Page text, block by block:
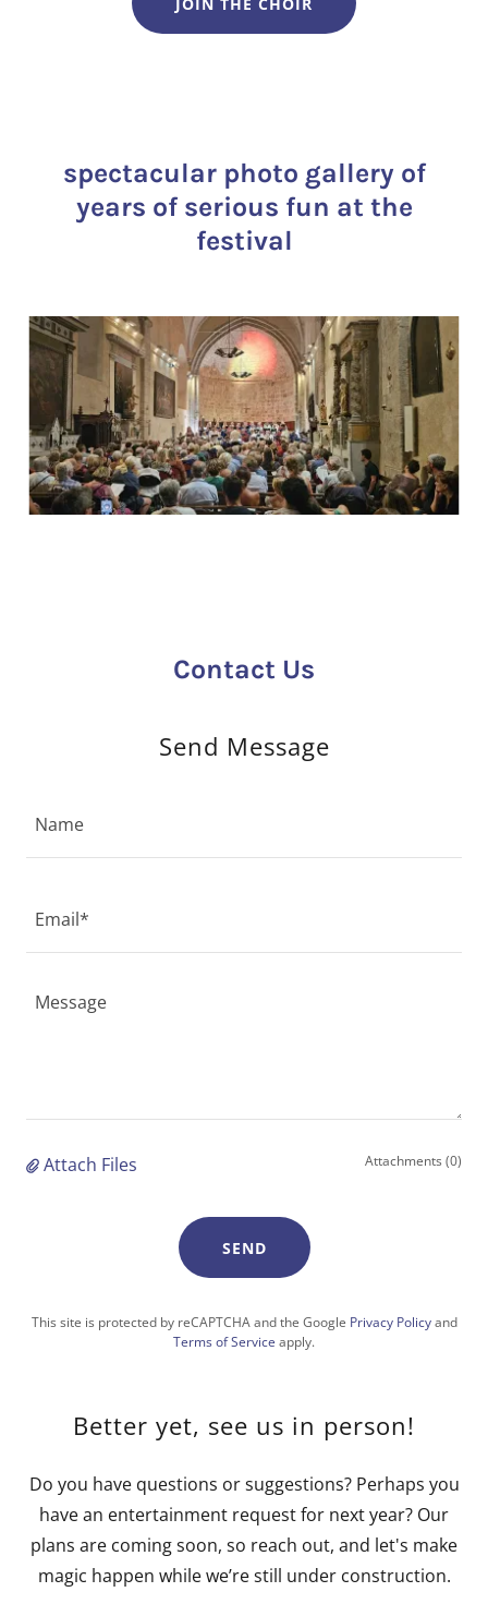
spectacular photo gallery of
years of serious fun at the
festival
Contact Us
Send Message
Name
Email*
Attach Files Attachments (0)
SEND
This site is protected by reCAPTCHA and the Google Privacy Policyand
Terms of Service apply.
Better yet, see us in person!
Do you have questions or suggestions? Perhaps you
have an entertainment request for next year? Our
plans are coming soon, so reach out, and let's make
magic happen while we’re still under construction.